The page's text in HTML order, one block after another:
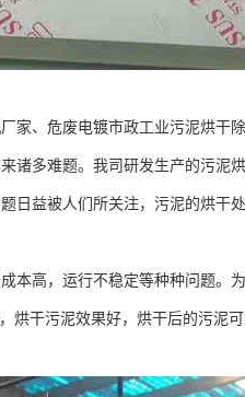
家、危废电镀市政工业污泥烘干
诸多难题。我司研发生产的污泥
日益被人们所关注，污泥的烘干
本高，运行不稳定等种种问题。
烘干污泥效果好，烘干后的污泥